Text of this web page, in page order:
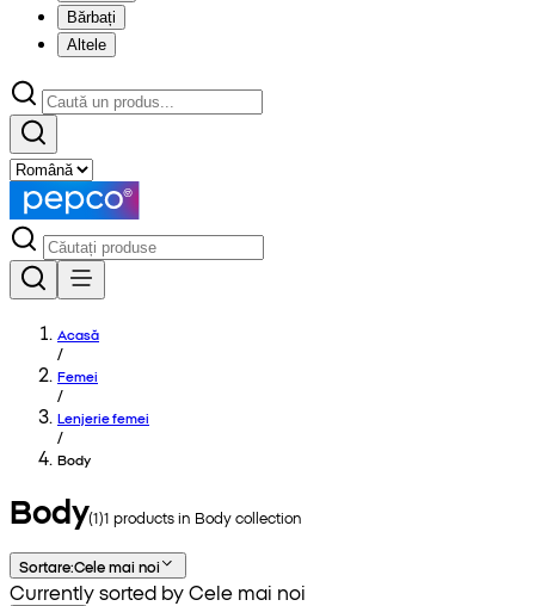
Bărbați
Altele
Acasă
/
Femei
/
Lenjerie femei
/
Body
Body(1)1 products in Bodycollection
Sortare:Cele mai noi
Currently sorted by Cele mai noi